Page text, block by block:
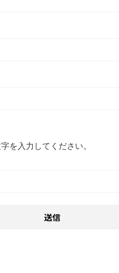
を入力してください。